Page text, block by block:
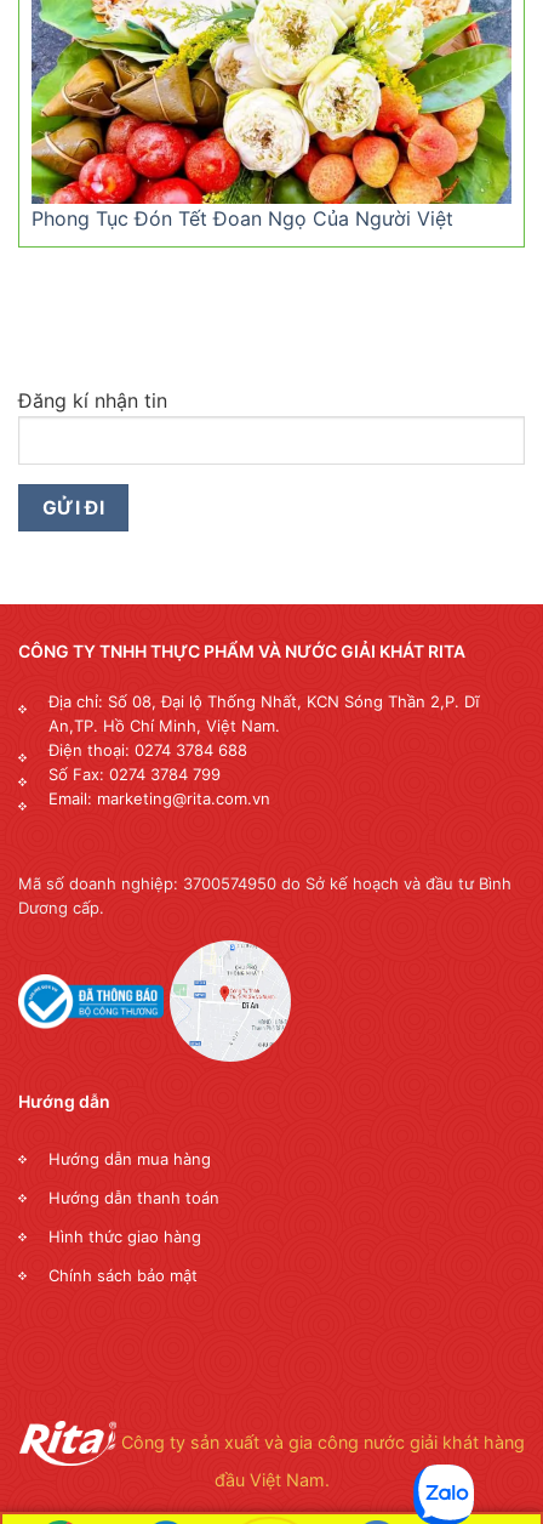
Phong Tục Đón Tết Đoan Ngọ Của Người Việt
Đăng kí nhận tin
CÔNG TY TNHH THỰC PHẨM VÀ NƯỚC GIẢI KHÁT RITA
Địa chỉ: Số 08, Đại lộ Thống Nhất, KCN Sóng Thần 2,P. Dĩ
An,TP. Hồ Chí Minh, Việt Nam.
Điện thoại: 0274 3784 688
Số Fax: 0274 3784 799
Email: marketing@rita.com.vn
Mã số doanh nghiệp: 3700574950 do Sở kế hoạch và đầu tư Bình
Dương cấp.
Hướng dẫn
Hướng dẫn mua hàng
Hướng dẫn thanh toán
Hình thức giao hàng
Chính sách bảo mật
Công ty sản xuất và gia công nước giải khát hàng
đầu Việt Nam.